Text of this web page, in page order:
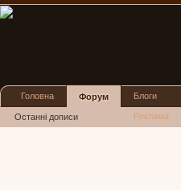
Головна Форум
Останні дописи
Блоги
Реклама